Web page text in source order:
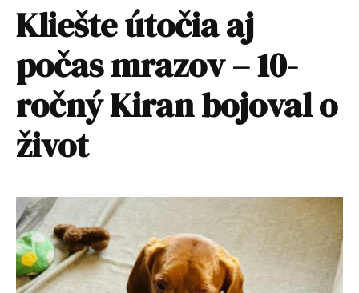
Kliešte útočia aj
počas mrazov – 10-
ročný Kiran bojoval o
život